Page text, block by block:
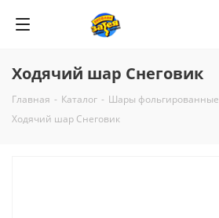
Ходячий шар Снеговик
Главная - Каталог - Шары фольгированные
Ходячий шар Снеговик